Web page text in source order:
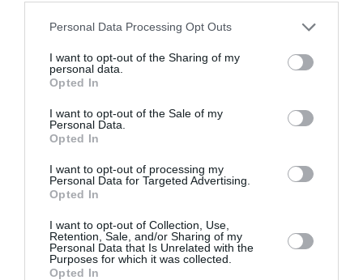
Please note that this website/app uses one or more Google
not limited to your visit or usage behaviour. You may click to
grant or deny consent to Google and its third-party tags to
use your data for below specified purposes in below Google
consent section.
Personal Data Processing Opt Outs
I want to opt-out of the Sharing of my
personal data.
Opted In
I want to opt-out of the Sale of my
Personal Data.
Opted In
I want to opt-out of processing my
Personal Data for Targeted Advertising.
Opted In
I want to opt-out of Collection, Use,
Retention, Sale, and/or Sharing of my
Personal Data that Is Unrelated with the
Purposes for which it was collected.
Opted In
υψηλός κίνδυνος πυρκαγιάς (κατηγορία κινδύνου 4)
προβλέπεται σε Κρήτη, Σάμ...